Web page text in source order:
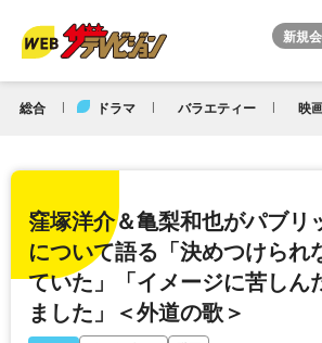
総合 ドラマ バラエティー 映
窪塚洋介＆亀梨和也がパブリ
について語る「決めつけられ
ていた」「イメージに苦しん
ました」＜外道の歌＞